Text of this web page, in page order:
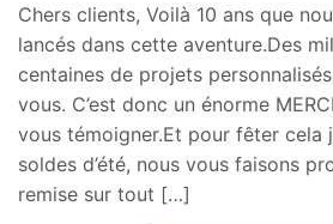
Chers clients, Voilà 10 ans que
lancés dans cette aventure.Des
centaines de projets
vous. C’est donc un énorme
vous témoigner.Et pour fêter cela
soldes d’été, nous vous faisons
remise sur tout […]